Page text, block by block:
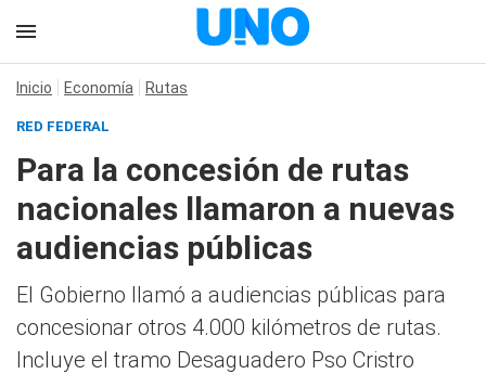
Inicio Economía Rutas
RED FEDERAL
Para la concesión de rutas
nacionales llamaron a nuevas
audiencias públicas
El Gobierno llamó a audiencias públicas para
concesionar otros 4.000 kilómetros de rutas.
Incluye el tramo Desaguadero Pso Cristro